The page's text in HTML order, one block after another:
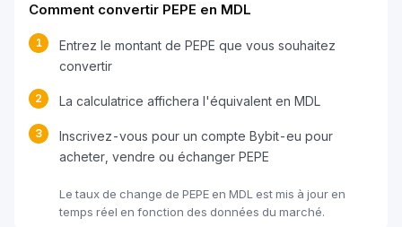
Comment convertir PEPE en MDL
1
Entrez le montant de PEPE que vous souhaitez
convertir
2 La calculatrice affichera l'équivalent en MDL
3
Inscrivez-vous pour un compte Bybit-eu pour
acheter, vendre ou échanger PEPE
Le taux de change de PEPE en MDL est mis à jour en
temps réel en fonction des données du marché.